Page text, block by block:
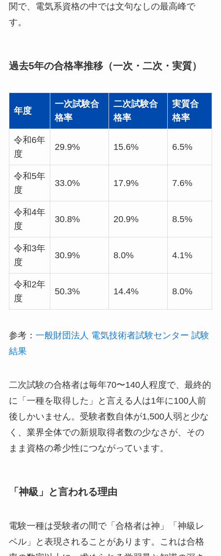
関で、電気系資格の中では文句なしの最高峰で
す。
過去5年の合格率推移（一次・二次・実質）
年度
一次試験合
格率
二次試験合
格率
実質合
格率
令和6年
度
29.9% 15.6% 6.5%
令和5年
度
33.0% 17.9% 7.6%
令和4年
度
30.8% 20.9% 8.5%
令和3年
度
30.9% 8.0% 4.1%
令和2年
度
50.3% 14.4% 8.0%
参考： 一般財団法人 電気技術者試験センター 試験
結果
二次試験の合格者は毎年70〜140人程度で、最終的
に「一種を取得した」と言える人は1年に100人前
後しかいません。受験者数自体が1,500人弱と少な
く、業界全体での新規取得者数の少なさが、その
まま資格の希少性につながっています。
「神級」と言われる理由
電験一種は受験者の間で「合格者は神」「神級レ
ベル」と表現されることがあります。これは合格